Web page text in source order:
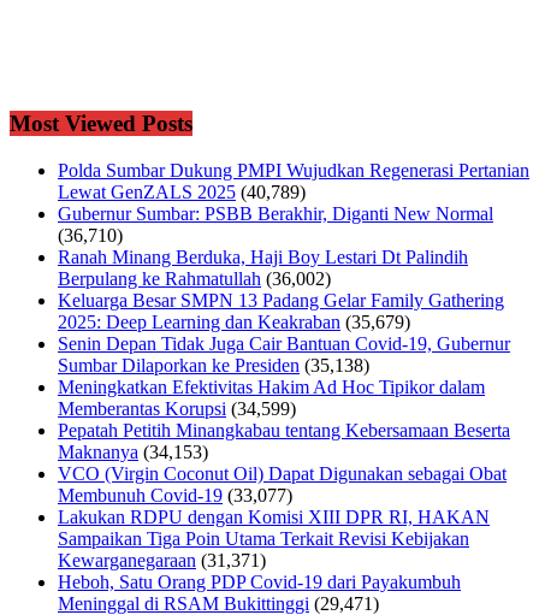
Most Viewed Posts
Polda Sumbar Dukung PMPI Wujudkan Regenerasi Pertanian
Lewat GenZALS 2025 (40,789)
Gubernur Sumbar: PSBB Berakhir, Diganti New Normal
(36,710)
Ranah Minang Berduka, Haji Boy Lestari Dt Palindih
Berpulang ke Rahmatullah (36,002)
Keluarga Besar SMPN 13 Padang Gelar Family Gathering
2025: Deep Learning dan Keakraban (35,679)
Senin Depan Tidak Juga Cair Bantuan Covid-19, Gubernur
Sumbar Dilaporkan ke Presiden (35,138)
Meningkatkan Efektivitas Hakim Ad Hoc Tipikor dalam
Memberantas Korupsi (34,599)
Pepatah Petitih Minangkabau tentang Kebersamaan Beserta
Maknanya (34,153)
VCO (Virgin Coconut Oil) Dapat Digunakan sebagai Obat
Membunuh Covid-19 (33,077)
Lakukan RDPU dengan Komisi XIII DPR RI, HAKAN
Sampaikan Tiga Poin Utama Terkait Revisi Kebijakan
Kewarganegaraan (31,371)
Heboh, Satu Orang PDP Covid-19 dari Payakumbuh
Meninggal di RSAM Bukittinggi (29,471)